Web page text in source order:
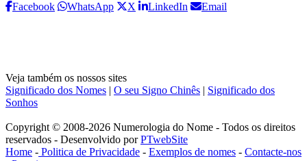
Facebook WhatsApp X LinkedIn Email
Veja também os nossos sites
Significado dos Nomes
O seu Signo Chinês
Significado dos
Sonhos
Copyright © 2008-2026 Numerologia do Nome - Todos os direitos
reservados - Desenvolvido porPTwebSite
Home - Politica de Privacidade - Exemplos de nomes - Contacte-nos